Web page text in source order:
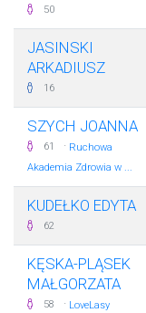
50
JASINSKI
ARKADIUSZ
16
SZYCH JOANNA
61 · Ruchowa
Akademia Zdrowia w ...
KUDEŁKO EDYTA
62
KĘSKA-PLĄSEK
MAŁGORZATA
58 · LoveLasy